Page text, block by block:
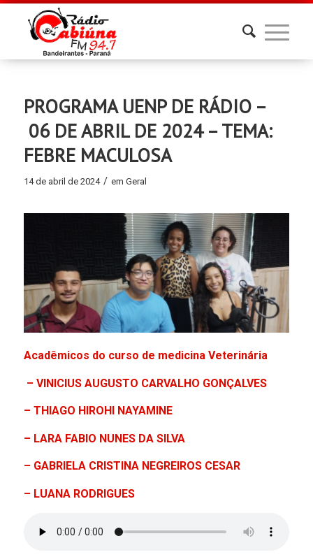
PROGRAMA UENP DE RÁDIO –
06 DE ABRIL DE 2024 – TEMA:
FEBRE MACULOSA
14 de abril de 2024 / em Geral
Acadêmicos do curso de medicina Veterinária
– VINICIUS AUGUSTO CARVALHO GONÇALVES
– THIAGO HIROHI NAYAMINE
– LARA FABIO NUNES DA SILVA
– GABRIELA CRISTINA NEGREIROS CESAR
– LUANA RODRIGUES